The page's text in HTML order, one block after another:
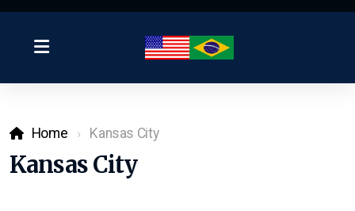
Home Kansas City
Kansas City